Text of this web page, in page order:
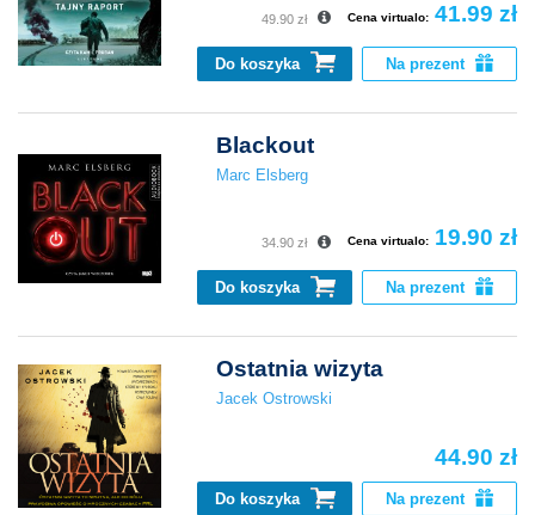
Cena virtualo: 41.99 zł
49.90 zł
Do koszyka Na prezent
Blackout
Marc Elsberg
Cena virtualo: 19.90 zł
34.90 zł
Do koszyka Na prezent
Ostatnia wizyta
Jacek Ostrowski
44.90 zł
Do koszyka Na prezent